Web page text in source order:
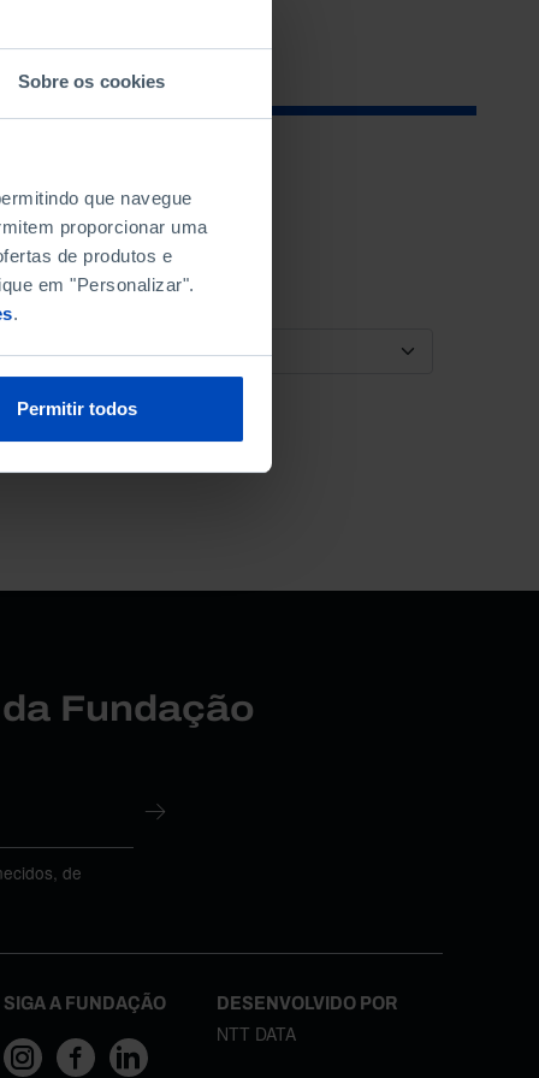
Sobre os cookies
que navegue
proporcionar uma
de produtos e
em "Personalizar".
.
Permitir todos
ORDENAR POR
Fundação
de
SIGA A FUNDAÇÃO DESENVOLVIDO POR
NTT DATA